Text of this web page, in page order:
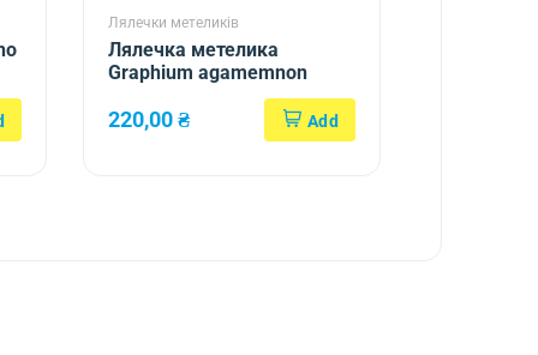
Лялечки метеликів
Лялечка метелика
Graphium agamemnon
220,00₴